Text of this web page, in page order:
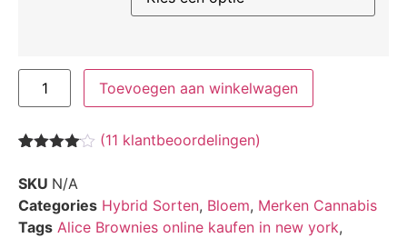
Toevoegen aan winkelwagen
4.00 op 5
gebaseerd
op
klantbeoordelingen
(11 klantbeoordelingen)
SKU N/A
Categories Hybrid Sorten, Bloem, Merken Cannabis
Tags Alice Brownies online kaufen in new york,